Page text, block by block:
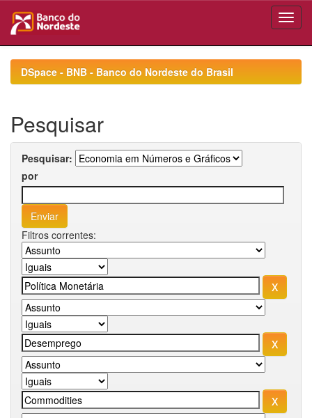
navigationDSpace - BNB - Banco do Nordeste do Brasil
Pesquisar
Pesquisar:
por
Filtros correntes: